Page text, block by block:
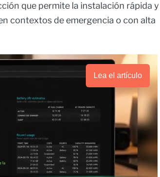
que permite la instalación rápida y
contextos de emergencia o con alta
Lea el artículo